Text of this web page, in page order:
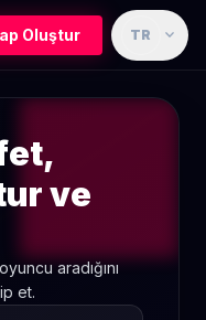
Oluştur TR expand_more
ve
aradığını
et.